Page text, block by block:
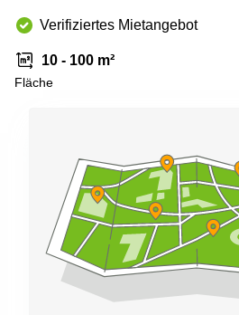
Verifiziertes Mietangebot
10 - 100 m²
Fläche